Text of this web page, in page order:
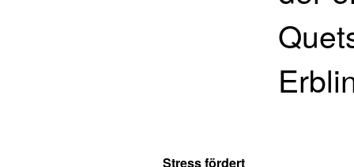
Stress fördert